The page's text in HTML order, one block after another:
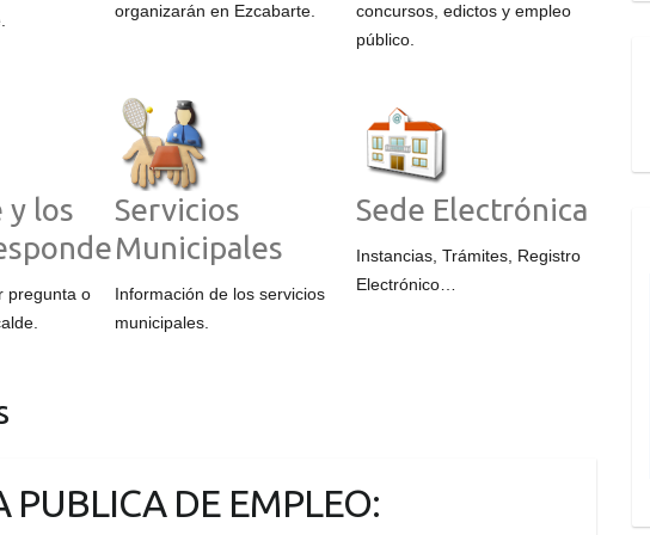
organizarán en Ezcabarte.
concursos, edictos y empleo
público.
y los
pregunta o
Servicios
Municipales
Información de los servicios
municipales.
Sede Electrónica
Instancias, Trámites, Registro
Electrónico…
PUBLICA DE EMPLEO: